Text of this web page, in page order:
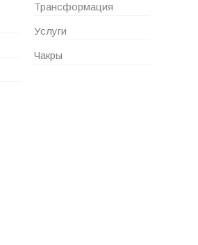
Трансформация
Услуги
Чакры